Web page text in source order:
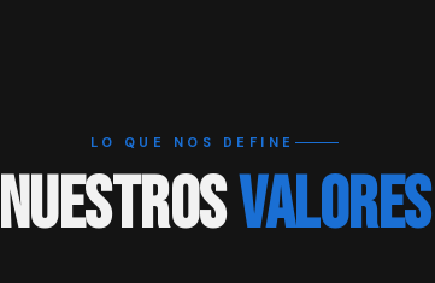
LO QUE NOS DEFINE
NUESTROSVALORES